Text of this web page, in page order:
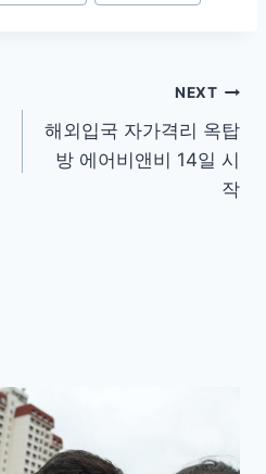
NEXT
해외입국 자가격리 옥탑
방 에어비앤비 14일 시
작